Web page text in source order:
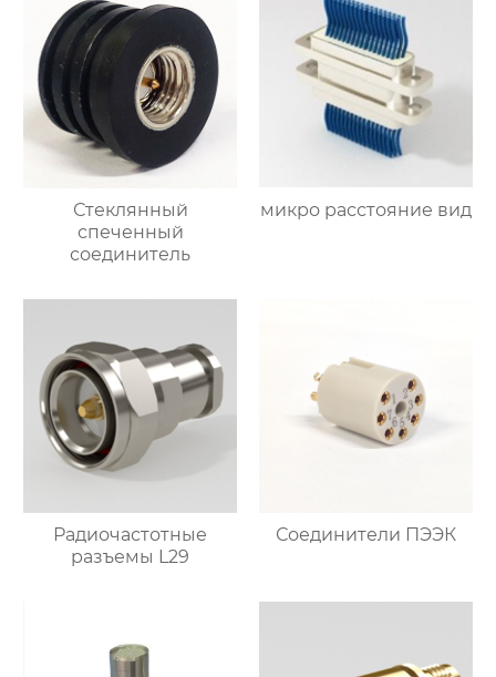
Стеклянный
спеченный
соединитель
микро расстояние вид
Радиочастотные
разъемы L29
Соединители ПЭЭК